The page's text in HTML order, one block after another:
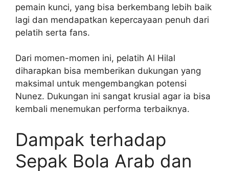
pemain kunci, yang bisa berkembang lebih baik
lagi dan mendapatkan kepercayaan penuh dari
pelatih serta fans.
Dari momen-momen ini, pelatih Al Hilal
diharapkan bisa memberikan dukungan yang
maksimal untuk mengembangkan potensi
Nunez. Dukungan ini sangat krusial agar ia bisa
kembali menemukan performa terbaiknya.
Dampak terhadap
Sepak Bola Arab dan